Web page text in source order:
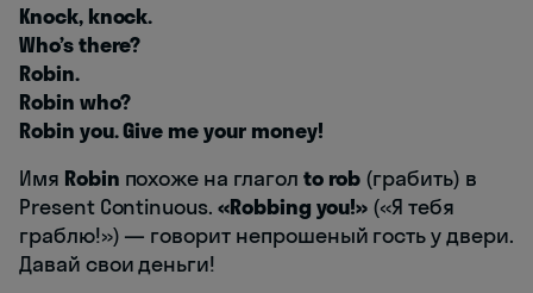
Knock, knock.
Who’s there?
Robin.
Robin who?
Robin you. Give me your money!
Имя Robin похоже на глагол to rob (грабить) в
Present Continuous. «Robbing you!» («Я тебя
граблю!») — говорит непрошеный гость у двери.
Давай свои деньги!